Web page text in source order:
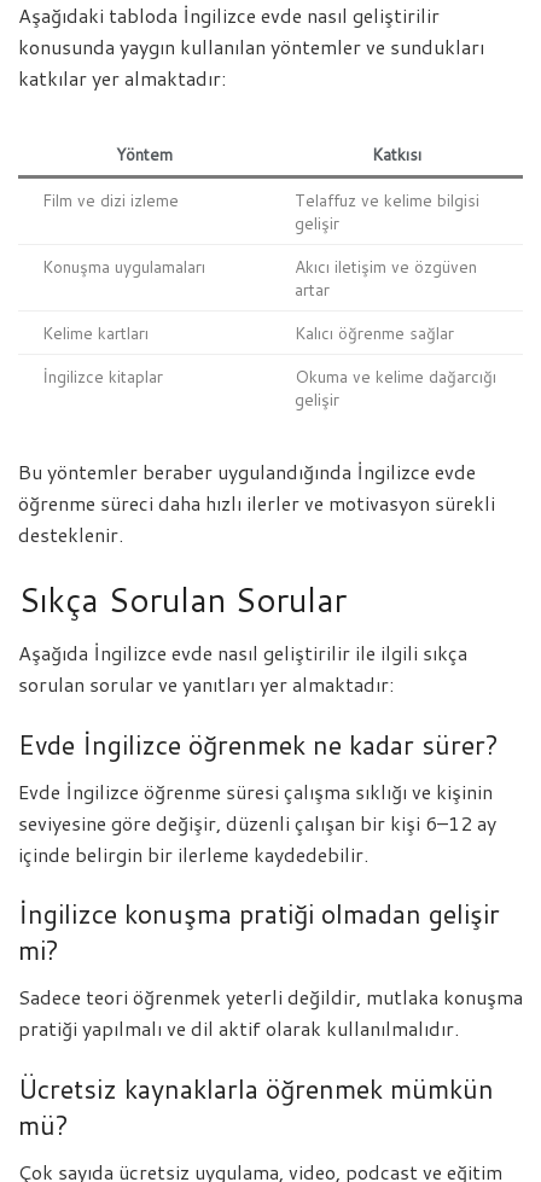
Aşağıdaki tabloda İngilizce evde nasıl geliştirilir
konusunda yaygın kullanılan yöntemler ve sundukları
katkılar yer almaktadır:
Yöntem
Katkısı
Film ve dizi izleme
Telaffuz ve kelime bilgisi
gelişir
Konuşma uygulamaları
Akıcı iletişim ve özgüven
artar
Kelime kartları
Kalıcı öğrenme sağlar
İngilizce kitaplar
Okuma ve kelime dağarcığı
gelişir
Bu yöntemler beraber uygulandığında İngilizce evde
öğrenme süreci daha hızlı ilerler ve motivasyon sürekli
desteklenir.
Sıkça Sorulan Sorular
Aşağıda İngilizce evde nasıl geliştirilir ile ilgili sıkça
sorulan sorular ve yanıtları yer almaktadır:
Evde İngilizce öğrenmek ne kadar sürer?
Evde İngilizce öğrenme süresi çalışma sıklığı ve kişinin
seviyesine göre değişir, düzenli çalışan bir kişi 6–12 ay
içinde belirgin bir ilerleme kaydedebilir.
İngilizce konuşma pratiği olmadan gelişir
mi?
Sadece teori öğrenmek yeterli değildir, mutlaka konuşma
pratiği yapılmalı ve dil aktif olarak kullanılmalıdır.
Ücretsiz kaynaklarla öğrenmek mümkün
mü?
Çok sayıda ücretsiz uygulama, video, podcast ve eğitim